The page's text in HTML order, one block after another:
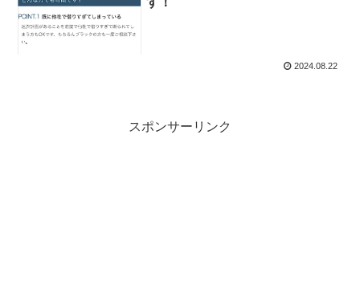
2024.08.22
スポンサーリンク